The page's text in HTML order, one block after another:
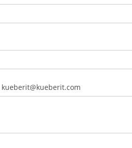
kueberit@kueberit.com